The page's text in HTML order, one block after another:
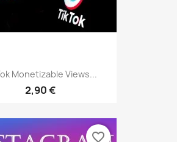
Monetizable Views...
2,90 €
favorite_border